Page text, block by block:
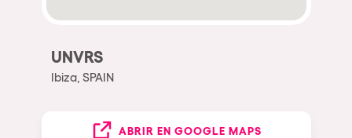
UNVRS
Ibiza, SPAIN
ABRIR EN GOOGLE MAPS